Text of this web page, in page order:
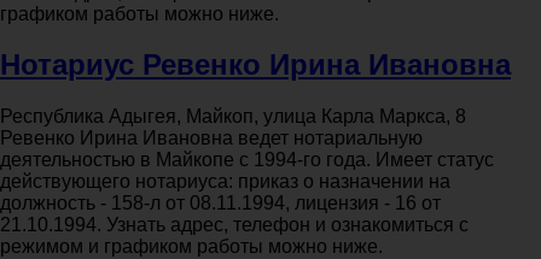
графиком работы можно ниже.
Нотариус Ревенко Ирина Ивановна
Республика Адыгея, Майкоп, улица Карла Маркса, 8
Ревенко Ирина Ивановна ведет нотариальную
деятельностью в Майкопе с 1994-го года. Имеет статус
действующего нотариуса: приказ о назначении на
должность - 158-л от 08.11.1994, лицензия - 16 от
21.10.1994. Узнать адрес, телефон и ознакомиться с
режимом и графиком работы можно ниже.